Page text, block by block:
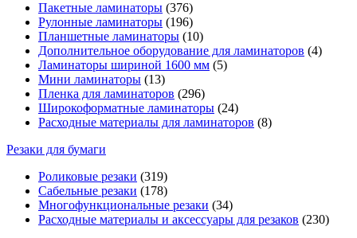
Пакетные ламинаторы (376)
Рулонные ламинаторы (196)
Планшетные ламинаторы (10)
Дополнительное оборудование для ламинаторов (4)
Ламинаторы шириной 1600 мм (5)
Мини ламинаторы (13)
Пленка для ламинаторов (296)
Широкоформатные ламинаторы (24)
Расходные материалы для ламинаторов (8)
Резаки для бумаги
Роликовые резаки (319)
Сабельные резаки (178)
Многофункциональные резаки (34)
Расходные материалы и аксессуары для резаков (230)